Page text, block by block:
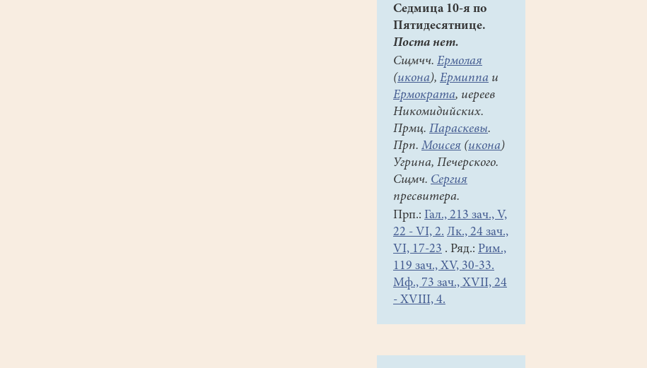
Седмица 10-я по
Пятидесятнице.
Поста нет.
Сщмчч. Ермолая
(икона), Ермиппа и
Ермократа, иереев
Никомидийских.
Прмц. Параскевы.
Прп. Моисея (икона)
Угрина, Печерского.
Сщмч. Сергия
пресвитера.
Прп.: Гал., 213 зач., V,
22 - VI, 2. Лк., 24 зач.,
VI, 17-23 . Ряд.: Рим.,
119 зач., XV, 30-33.
Мф., 73 зач., XVII, 24
- XVIII, 4.